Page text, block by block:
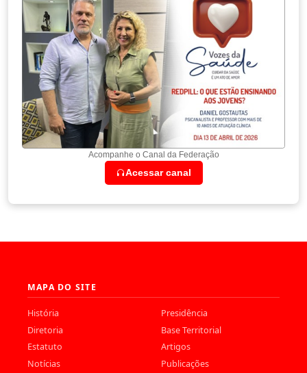
Acompanhe o Canal da Federação
Acessar canal
MAPA DO SITE
História
Presidência
Diretoria
Base Territorial
Estatuto
Artigos
Notícias
Publicações